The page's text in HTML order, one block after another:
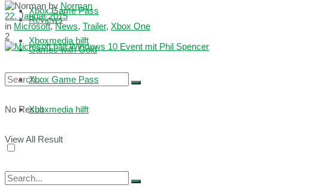
Xbox Game Pass
Xboxmedia hilft
No Result
View All Result
Reviews
Games with Gold
Xbox Game Pass
Xboxmedia hilft
by Norman
22. Januar 2015
in Microsoft,News, Trailer, Xbox One
2